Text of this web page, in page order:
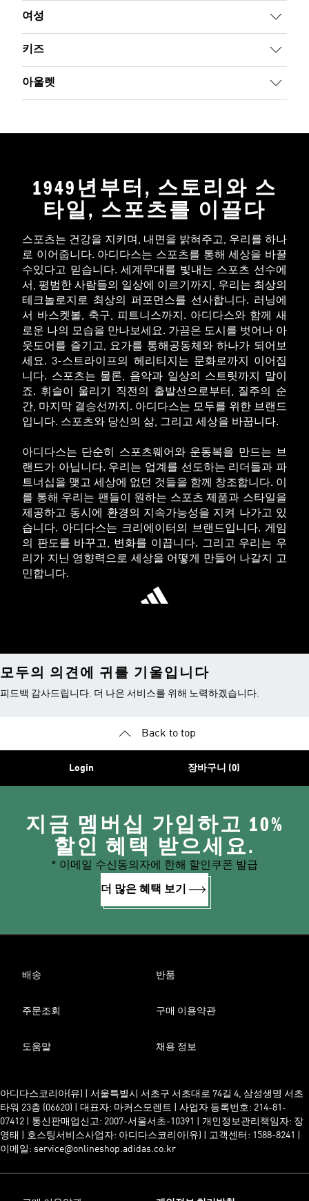
여성
키즈
아울렛
1949년부터, 스토리와 스
타일, 스포츠를 이끌다
스포츠는 건강을 지키며, 내면을 밝혀주고, 우리를 하나
로 이어줍니다. 아디다스는 스포츠를 통해 세상을 바꿀
수있다고 믿습니다. 세계무대를 빛내는 스포츠 선수에
서, 평범한 사람들의 일상에 이르기까지, 우리는 최상의
테크놀로지로 최상의 퍼포먼스를 선사합니다. 러닝에
서 바스켓볼, 축구, 피트니스까지. 아디다스와 함께 새
로운 나의 모습을 만나보세요. 가끔은 도시를 벗어나 아
웃도어를 즐기고, 요가를 통해공동체와 하나가 되어보
세요. 3-스트라이프의 헤리티지는 문화로까지 이어집
니다. 스포츠는 물론, 음악과 일상의 스트릿까지 말이
죠. 휘슬이 울리기 직전의 출발선으로부터, 질주의 순
간, 마지막 결승선까지. 아디다스는 모두를 위한 브랜드
입니다. 스포츠와 당신의 삶, 그리고 세상을 바꿉니다.
아디다스는 단순히 스포츠웨어와 운동복을 만드는 브
랜드가 아닙니다. 우리는 업계를 선도하는 리더들과 파
트너십을 맺고 세상에 없던 것들을 함께 창조합니다. 이
를 통해 우리는 팬들이 원하는 스포츠 제품과 스타일을
제공하고 동시에 환경의 지속가능성을 지켜 나가고 있
습니다. 아디다스는 크리에이터의 브랜드입니다. 게임
의 판도를 바꾸고, 변화를 이끕니다. 그리고 우리는 우
리가 지닌 영향력으로 세상을 어떻게 만들어 나갈지 고
민합니다.
모두의 의견에 귀를 기울입니다
피드백 감사드립니다. 더 나은 서비스를 위해 노력하겠습니다.
Back to top
Login 장바구니 (0)
지금 멤버십 가입하고 10%
할인 혜택 받으세요.
* 이메일 수신동의자에 한해 할인쿠폰 발급
더 많은 혜택 보기
배송 반품
주문조회 구매 이용약관
도움말 채용 정보
아디다스코리아(유) | 서울특별시 서초구 서초대로 74길 4, 삼성생명 서초
타워 23층 (06620) | 대표자: 마커스모렌트 | 사업자 등록번호: 214-81-
07412 | 통신판매업신고: 2007-서울서초-10391 | 개인정보관리책임자: 장
영태 | 호스팅서비스사업자: 아디다스코리아(유) | 고객센터: 1588-8241 |
이메일: service@onlineshop.adidas.co.kr